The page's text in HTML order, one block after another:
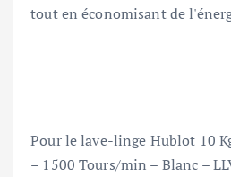
tout en économisant de
Pour le lave-linge Hublot 10
– 1500 Tours/min – Blanc –